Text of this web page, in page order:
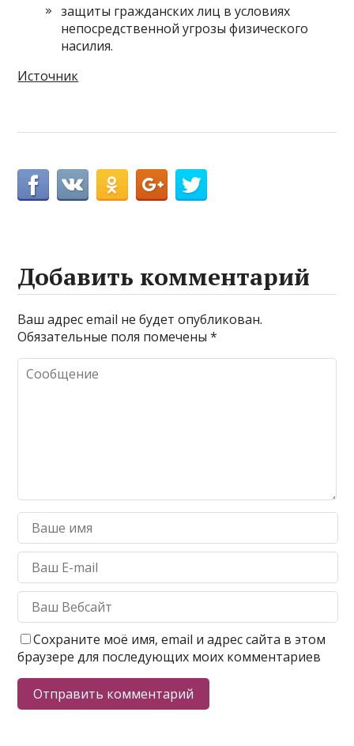
защиты гражданских лиц в условиях
непосредственной угрозы физического
насилия.
Источник
Добавить комментарий
Ваш адрес email не будет опубликован.
Обязательные поля помечены*
Сохраните моё имя, email и адрес сайта в этом
браузере для последующих моих комментариев